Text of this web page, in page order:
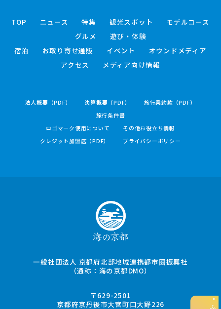
TOP ニュース 特集 観光スポット
モデルコース
グルメ
遊び・体験
宿泊
お取り寄せ通販 イベント
オウンドメディア
アクセス
メディア向け情報
法人概要（PDF） 決算概要（PDF）
旅行業約款（PDF）
旅行条件書
ロゴマーク使用について
その他お役立ち情報
クレジット加盟店（PDF）
プライバシーポリシー
一般社団法人 京都府北部地域連携都市圏振興社
（通称：海の京都DMO）
〒629-2501
京都府京丹後市大宮町口大野226